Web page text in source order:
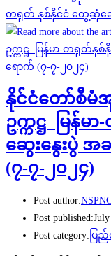
တရုတ် နှစ်နိုင်ငံ တွေ့ဆုံဆွ
နိုင်ငံတော်စီမံ
ဥက္ကဋ္ဌ မြန်
ဆွေးနွေးပွဲ
(၇-၇-၂၀၂၄)
Post author:
Post published:
Post category: ပြ